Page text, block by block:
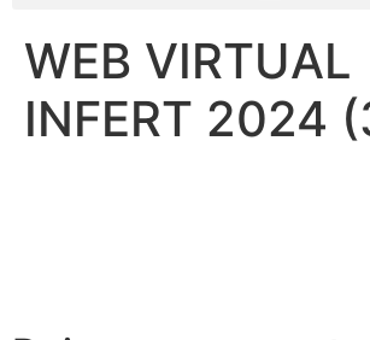
WEB VIRTUAL
INFERT 2024